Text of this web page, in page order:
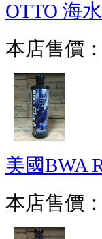
OTTO 海
本店售價：
美國BWA
本店售價：